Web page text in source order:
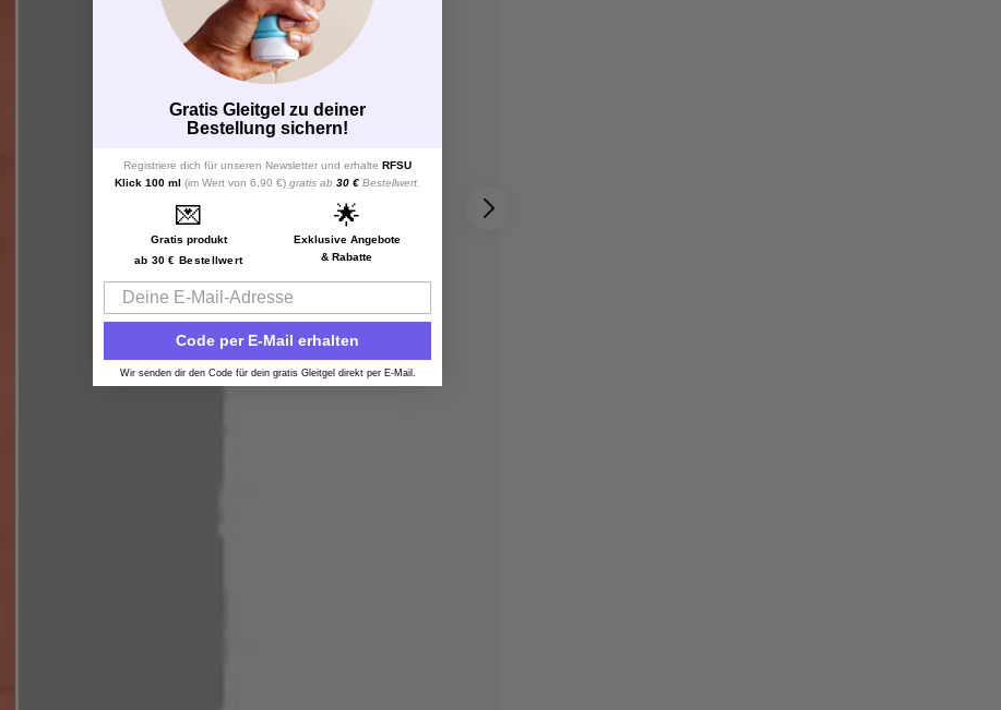
Gratis Gleitgel zu deiner
Bestellung sichern!
Registriere dich für unseren Newsletter und erhalte RFSU
Klick 100 ml (im Wert von 6,90 €) gratis ab 30 € Bestellwert.
💌
Gratis produkt
ab 30 € Bestellwert
🌟
Exklusive Angebote
& Rabatte
Email
Code per E-Mail erhalten
Wir senden dir den Code für dein gratis Gleitgel direkt per E-Mail.